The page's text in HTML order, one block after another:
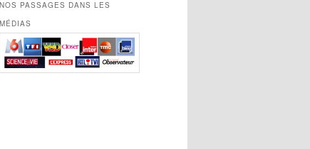
NOS PASSAGES DANS LES
MÉDIAS